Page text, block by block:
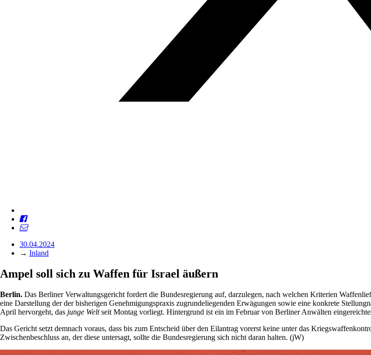
30.04.2024
→ Inland
Ampel soll sich zu Waffen für Israel äußern
Berlin. Das Berliner Verwaltungs­gericht fordert die Bundesregierung auf, darzulegen, nach welchen Kriterien
eine Darstellung der der bisherigen Genehmigungspraxis zugrundeliegenden Erwägungen sowie eine konkrete
April hervorgeht, das junge Weltseit Montag vorliegt. Hintergrund ist ein im Februar von Berliner Anwälten
Das Gericht setzt demnach ­voraus, dass bis zum Entscheid über den Eilantrag vorerst keine unter das
Zwischenbeschluss an, der diese untersagt, sollte die Bundesregierung sich nicht daran halten. (jW)